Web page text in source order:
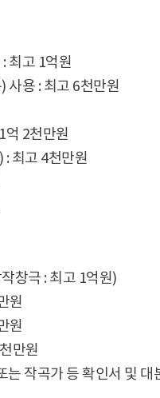
최고 1억원
사용 : 최고 6천만원
억 2천만원
: 최고 4천만원
창극 : 최고 1억원)
원
원
만원
작곡가 등 확인서 및